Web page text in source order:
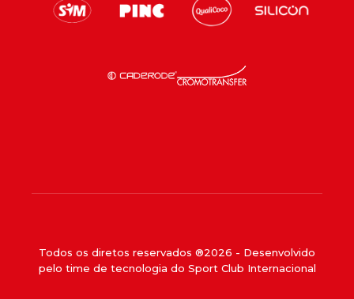
Todos os diretos reservados ®2026 - Desenvolvido
pelo time de tecnologia do Sport Club Internacional